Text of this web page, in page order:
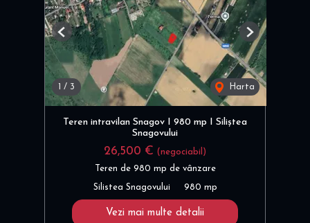
/ 3 Harta
Previous Next
Teren intravilan Snagov I 980 mp I Siliștea
Snagovului
26,500 € (negociabil)
Teren de 980 mp de vânzare
Silistea Snagovului 980 mp
Vezi mai multe detalii